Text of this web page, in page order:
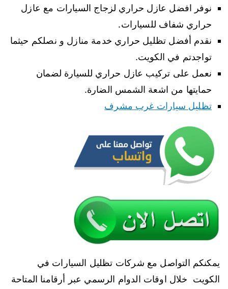
نوفر افضل عازل حراري لزجاج السيارات مع عازل
حراري شفاف للسيارات.
نقدم أفضل تظليل حراري خدمة منازل و نصلكم حيثما
تواجدتم في الكويت.
نعمل على تركيب عازل حراري للسيارة لضمان
حمايتها من اشعة الشمس الضارة.
تظليل سيارات غرب مشرف
يمكنكم التواصل مع شركات تظليل السيارات في
الكويت خلال اوقات الدوام الرسمي عبر أرقامنا المتاحة